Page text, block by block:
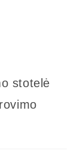
stotelė